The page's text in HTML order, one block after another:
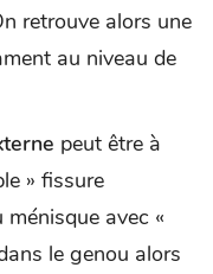
retrouve alors une
au niveau de
peut être à
» fissure
avec «
le genou alors